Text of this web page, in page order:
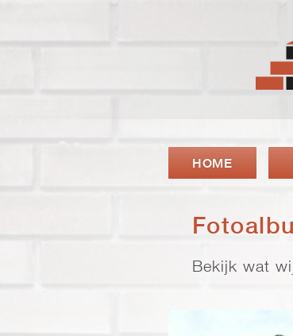
HOME
Bekijk wat